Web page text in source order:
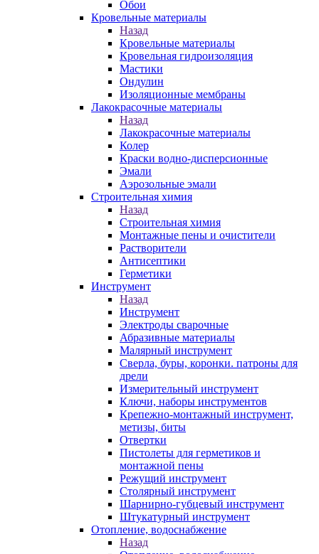
Обои
Кровельные материалы
Назад
Кровельные материалы
Кровельная гидроизоляция
Мастики
Ондулин
Изоляционные мембраны
Лакокрасочные материалы
Назад
Лакокрасочные материалы
Колер
Краски водно-дисперсионные
Эмали
Аэрозольные эмали
Строительная химия
Назад
Строительная химия
Монтажные пены и очистители
Растворители
Антисептики
Герметики
Инструмент
Назад
Инструмент
Электроды сварочные
Абразивные материалы
Малярный инструмент
Сверла, буры, коронки. патроны для
дрели
Измерительный инструмент
Ключи, наборы инструментов
Крепежно-монтажный инструмент,
метизы, биты
Отвертки
Пистолеты для герметиков и
монтажной пены
Режущий инструмент
Столярный инструмент
Шарнирно-губцевый инструмент
Штукатурный инструмент
Отопление, водоснабжение
Назад